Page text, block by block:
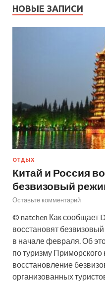
НОВЫЕ ЗАПИСИ
ОТДЫХ
Китай и Россия
безвизовый
Оставьте комментарий
© natchen Как сообщает
восстановят
в начале февраля. Об
по туризму Приморского
восстановление
организованных